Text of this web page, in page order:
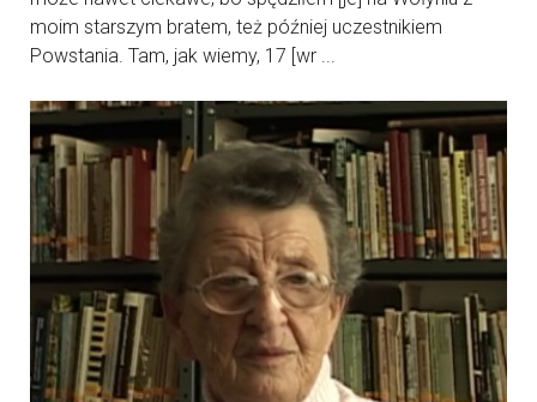
moim starszym bratem, też później uczestnikiem
Powstania. Tam, jak wiemy, 17 [wr ...